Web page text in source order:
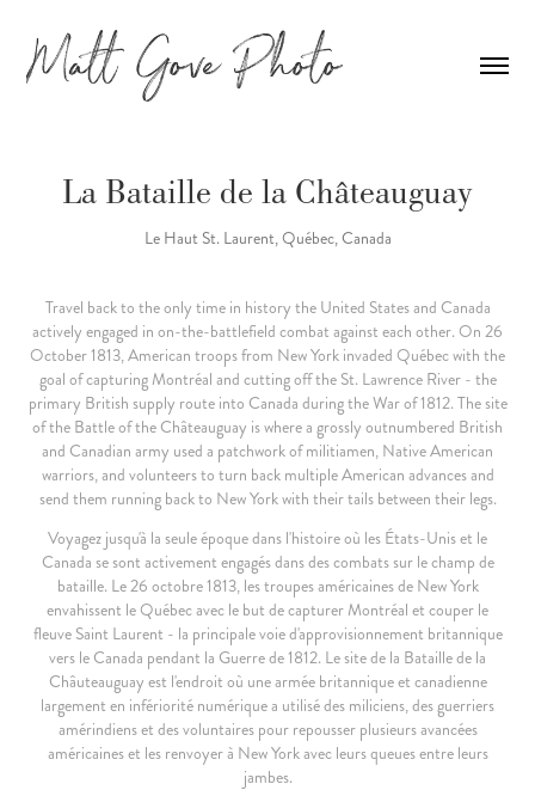
La Bataille de la Châteauguay
Le Haut St. Laurent, Québec, Canada
Travel back to the only time in history the United States and Canada
actively engaged in on-the-battlefield combat against each other. On 26
October 1813, American troops from New York invaded Québec with the
goal of capturing Montréal and cutting off the St. Lawrence River - the
primary British supply route into Canada during the War of 1812. The site
of the Battle of the Châteauguay is where a grossly outnumbered British
and Canadian army used a patchwork of militiamen, Native American
warriors, and volunteers to turn back multiple American advances and
send them running back to New York with their tails between their legs.
Voyagez jusqu'à la seule époque dans l'histoire où les États-Unis et le
Canada se sont activement engagés dans des combats sur le champ de
bataille. Le 26 octobre 1813, les troupes américaines de New York
envahissent le Québec avec le but de capturer Montréal et couper le
fleuve Saint Laurent - la principale voie d'approvisionnement britannique
vers le Canada pendant la Guerre de 1812. Le site de la Bataille de la
Châuteauguay est l'endroit où une armée britannique et canadienne
largement en infériorité numérique a utilisé des miliciens, des guerriers
amérindiens et des voluntaires pour repousser plusieurs avancées
américaines et les renvoyer à New York avec leurs queues entre leurs
jambes.